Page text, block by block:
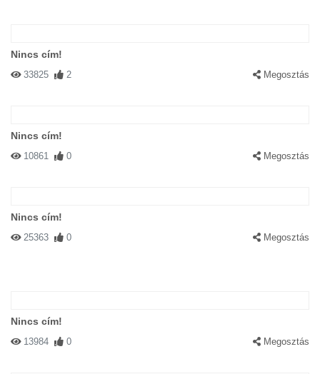
Nincs cím!
33825 2 Megosztás
Nincs cím!
10861 0 Megosztás
Nincs cím!
25363 0 Megosztás
Nincs cím!
13984 0 Megosztás